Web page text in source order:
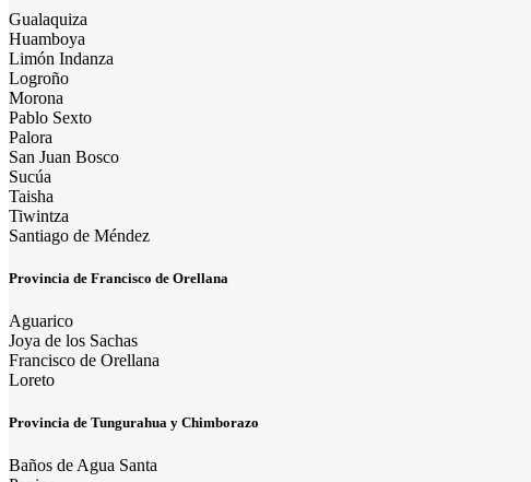
Gualaquiza
Huamboya
Limón Indanza
Logroño
Morona
Pablo Sexto
Palora
San Juan Bosco
Sucúa
Taisha
Tiwintza
Santiago de Méndez
Provincia de Francisco de Orellana
Aguarico
Joya de los Sachas
Francisco de Orellana
Loreto
Provincia de Tungurahua y Chimborazo
Baños de Agua Santa